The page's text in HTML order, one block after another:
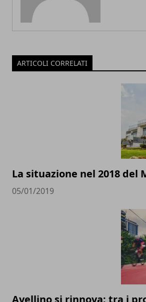
ARTICOLI CORRELATI
La situazione nel 2018
05/01/2019
Avellino si rinnova: tra i